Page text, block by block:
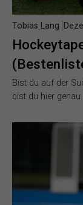
Tobias Lang
Bist du auf der
bist du hier